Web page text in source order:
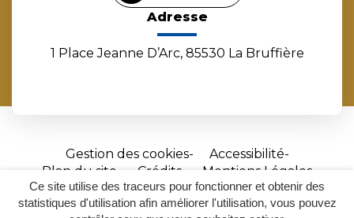
Ce site utilise des traceurs pour fonctionner et obtenir des
statistiques d'utilisation afin améliorer l'utilisation, vous pouvez
Adresse
1 Place Jeanne D’Arc, 85530 La Bruffière
Gestion des cookies
Accessibilité
Plan du site
Crédits
Mentions Légales
Site